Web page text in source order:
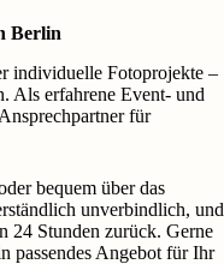
Berlin
individuelle Fotoprojekte –
Als erfahrene Event- und
für
bequem über das
unverbindlich, und
24 Stunden zurück. Gerne
passendes Angebot für Ihr